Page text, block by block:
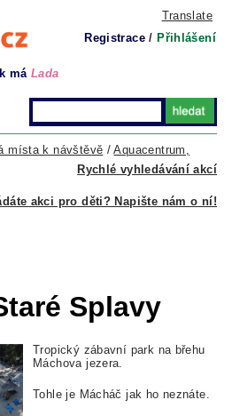
Translate
Registrace / Přihlášení
má Lada
Rychlé vyhledávání akcí
místa k návštěvě /Aquacentrum,
akci pro děti? Napište nám o ní!
Splavy
Tropický zábavní park na břehu
Máchova jezera.
Tohle je Mácháč jak ho neznáte.